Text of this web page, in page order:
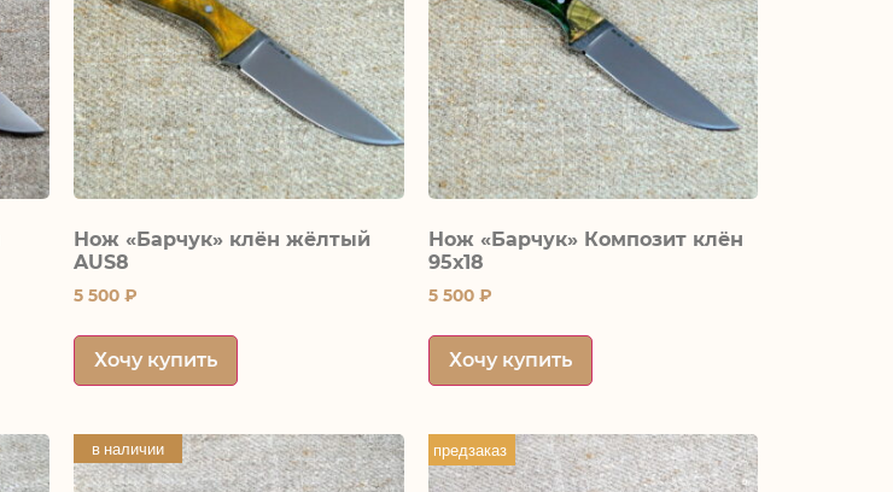
Нож «Барчук» клён жёлтый
AUS8
5 500₽
Хочу купить
Нож «Барчук» Композит клён
95х18
5 500 ₽
Хочу купить
в наличии предзаказ